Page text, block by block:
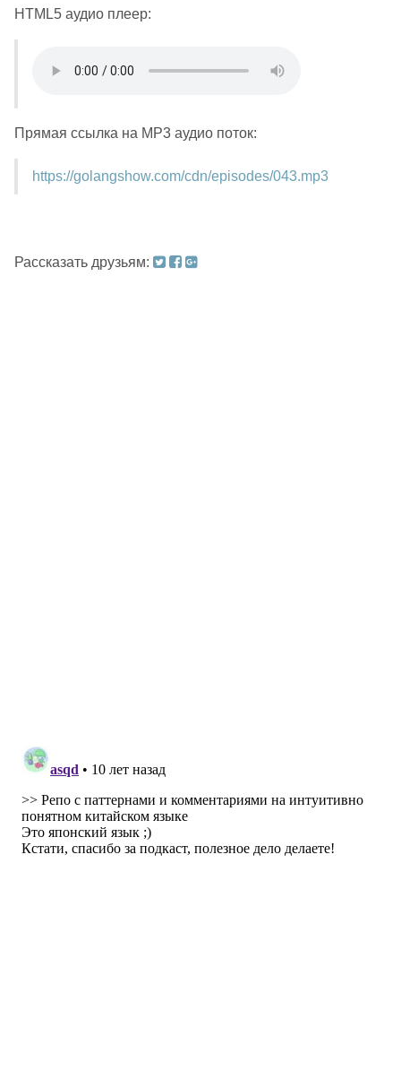
HTML5 аудио плеер:
Прямая ссылка на MP3 аудио поток:
https://golangshow.com/cdn/episodes/043.mp3
Рассказать друзьям: